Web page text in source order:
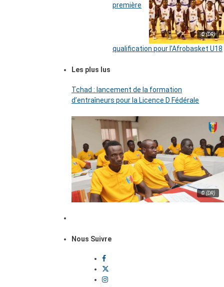
© (DR)
première
qualification pour l’Afrobasket U18
Les plus lus
Tchad : lancement de la formation
d’entraîneurs pour la Licence D Fédérale
© (DR)
Nous Suivre